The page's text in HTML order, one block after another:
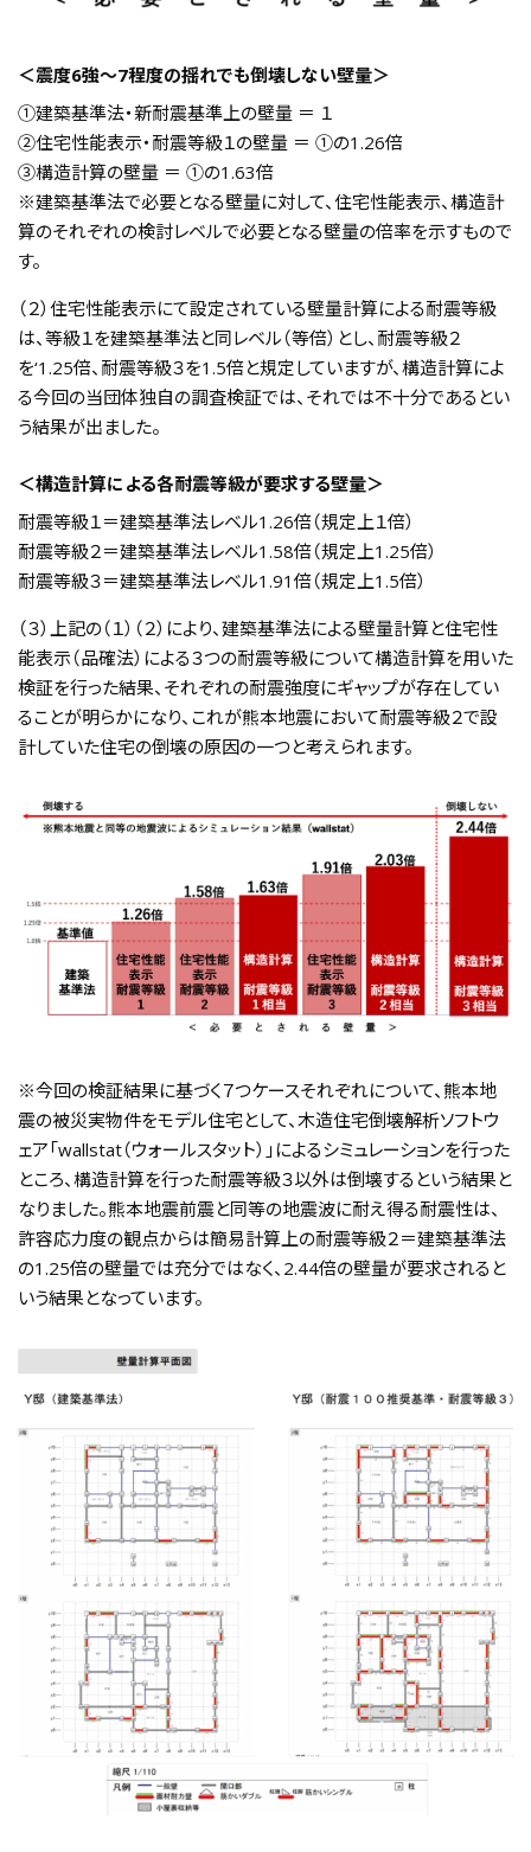
＜震度6強～7程度の揺れでも倒壊しない壁量＞
①建築基準法・新耐震基準上の壁量 ＝ １
②住宅性能表示・耐震等級１の壁量 ＝ ①の1.26倍
③構造計算の壁量 ＝ ①の1.63倍
※建築基準法で必要となる壁量に対して、住宅性能表示、構造計
算のそれぞれの検討レベルで必要となる壁量の倍率を示すもので
す。
（２）住宅性能表示にて設定されている壁量計算による耐震等級
は、等級１を建築基準法と同レベル（等倍）とし、耐震等級２
を‘1.25倍、耐震等級３を1.5倍と規定していますが、構造計算によ
る今回の当団体独自の調査検証では、それでは不十分であるとい
う結果が出ました。
＜構造計算による各耐震等級が要求する壁量＞
耐震等級１＝建築基準法レベル1.26倍（規定上１倍）
耐震等級２＝建築基準法レベル1.58倍（規定上1.25倍）
耐震等級３＝建築基準法レベル1.91倍（規定上1.5倍）
（３）上記の（１）（２）により、建築基準法による壁量計算と住宅性
能表示（品確法）による３つの耐震等級について構造計算を用いた
検証を行った結果、それぞれの耐震強度にギャップが存在してい
ることが明らかになり、これが熊本地震において耐震等級２で設
計していた住宅の倒壊の原因の一つと考えられます。
※今回の検証結果に基づく７つケースそれぞれについて、熊本地
震の被災実物件をモデル住宅として、木造住宅倒壊解析ソフトウ
ェア「wallstat（ウォールスタット）」によるシミュレーションを行った
ところ、構造計算を行った耐震等級３以外は倒壊するという結果と
なりました。熊本地震前震と同等の地震波に耐え得る耐震性は、
許容応力度の観点からは簡易計算上の耐震等級２＝建築基準法
の1.25倍の壁量では充分ではなく、2.44倍の壁量が要求されると
いう結果となっています。